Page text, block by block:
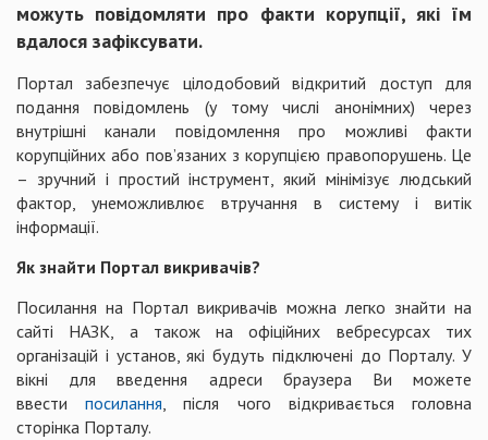
можуть повідомляти про факти корупції, які їм
вдалося зафіксувати.
Портал забезпечує цілодобовий відкритий доступ для
подання повідомлень (у тому числі анонімних) через
внутрішні канали повідомлення про можливі факти
корупційних або пов’язаних з корупцією правопорушень. Це
– зручний і простий інструмент, який мінімізує людський
фактор, унеможливлює втручання в систему і витік
інформації.
Як знайти Портал викривачів?
Посилання на Портал викривачів можна легко знайти на
сайті НАЗК, а також на офіційних вебресурсах тих
організацій і установ, які будуть підключені до Порталу. У
вікні для введення адреси браузера Ви можете
ввестипосилання, після чого відкривається головна
сторінка Порталу.